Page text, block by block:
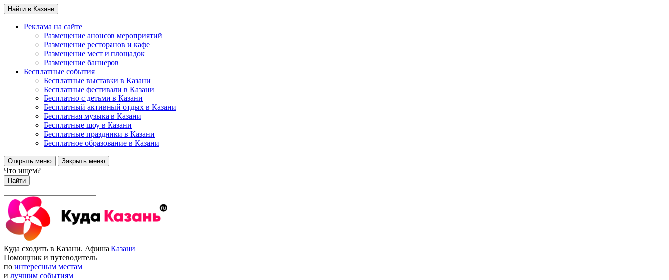
Найти в Казани
Реклама на сайте
Размещение анонсов мероприятий
Размещение ресторанов и кафе
Размещение мест и площадок
Размещение баннеров
Бесплатные события
Бесплатные выставки в Казани
Бесплатные фестивали в Казани
Бесплатно с детьми в Казани
Бесплатный активный отдых в Казани
Бесплатная музыка в Казани
Бесплатные шоу в Казани
Бесплатные праздники в Казани
Бесплатное образование в Казани
Открыть меню Закрыть меню
Что ищем?
Найти
Куда сходить в Казани. Афиша Казани
Помощник и путеводитель
по интересным местам
и лучшим событиям